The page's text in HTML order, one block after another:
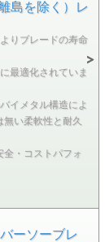
島を除く）レ
りブレードの寿命
最適化されていま
イメタル構造によ
い柔軟性と耐久
全・コストパフォ
ーソーブレ